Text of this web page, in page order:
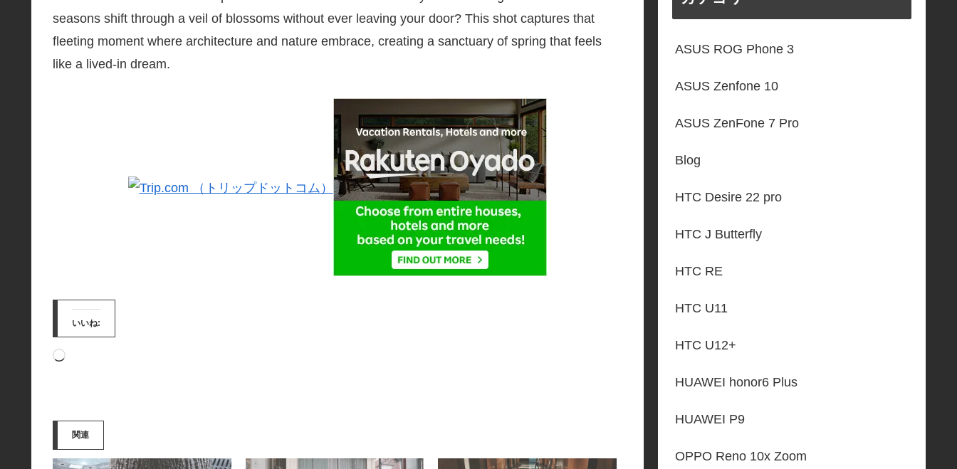
seasons shift through a veil of blossoms without ever leaving your door? This shot captures that
fleeting moment where architecture and nature embrace, creating a sanctuary of spring that feels
like a lived-in dream.
いいね:
読
み
中…
関連
ASUS ROG Phone 3
ASUS Zenfone 10
ASUS ZenFone 7 Pro
Blog
HTC Desire 22 pro
HTC J Butterfly
HTC RE
HTC U11
HTC U12+
HUAWEI honor6 Plus
HUAWEI P9
OPPO Reno 10x Zoom